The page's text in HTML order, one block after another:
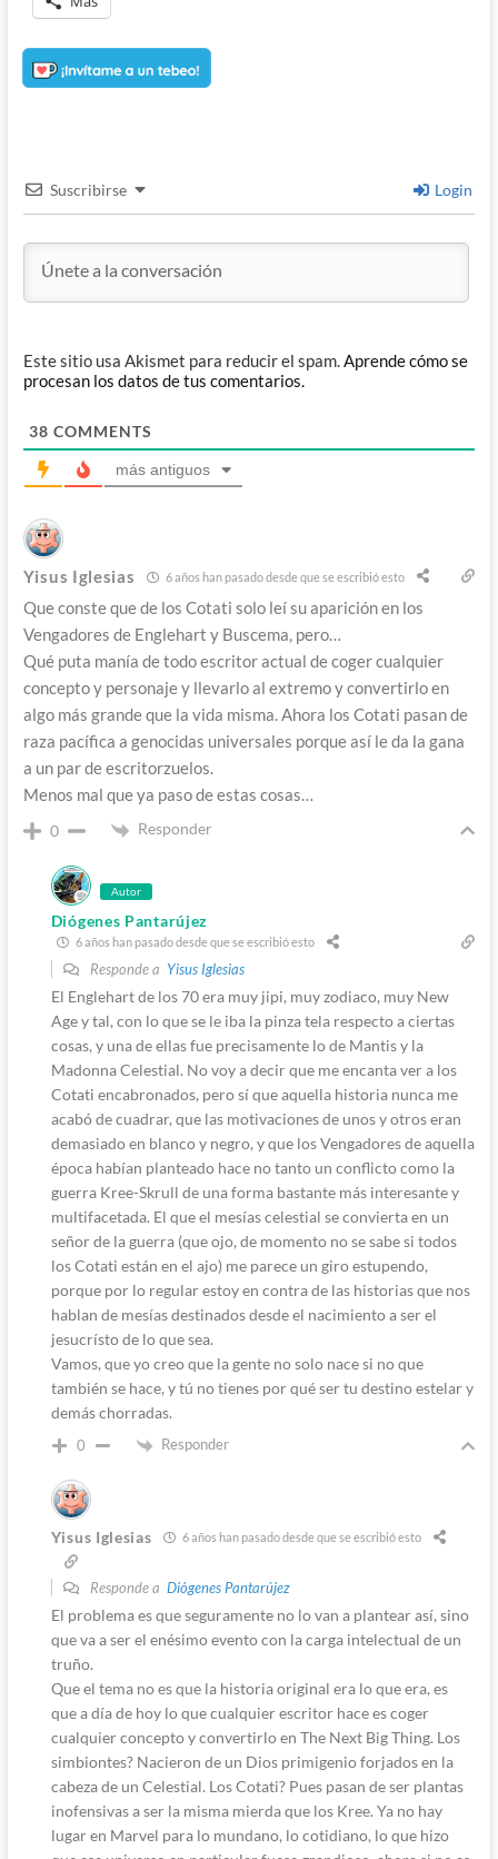
Suscribirse Login
Este sitio usa Akismet para reducir el spam.Aprende cómo se
procesan los datos de tus comentarios.
38 COMMENTS
más antiguos
Yisus Iglesias 6 años han pasado desde que se escribió esto
Que conste que de los Cotati solo leí su aparición en los
Vengadores de Englehart y Buscema, pero…
Qué puta manía de todo escritor actual de coger cualquier
concepto y personaje y llevarlo al extremo y convertirlo en
algo más grande que la vida misma. Ahora los Cotati pasan de
raza pacífica a genocidas universales porque así le da la gana
a un par de escritorzuelos.
Menos mal que ya paso de estas cosas…
0 Responder
Autor
Diógenes Pantarújez
6 años han pasado desde que se escribió esto
Responde a Yisus Iglesias
El Englehart de los 70 era muy jipi, muy zodiaco, muy New
Age y tal, con lo que se le iba la pinza tela respecto a ciertas
cosas, y una de ellas fue precisamente lo de Mantis y la
Madonna Celestial. No voy a decir que me encanta ver a los
Cotati encabronados, pero sí que aquella historia nunca me
acabó de cuadrar, que las motivaciones de unos y otros eran
demasiado en blanco y negro, y que los Vengadores de aquella
época habían planteado hace no tanto un conflicto como la
guerra Kree-Skrull de una forma bastante más interesante y
multifacetada. El que el mesías celestial se convierta en un
señor de la guerra (que ojo, de momento no se sabe si todos
los Cotati están en el ajo) me parece un giro estupendo,
porque por lo regular estoy en contra de las historias que nos
hablan de mesías destinados desde el nacimiento a ser el
jesucrísto de lo que sea.
Vamos, que yo creo que la gente no solo nace si no que
también se hace, y tú no tienes por qué ser tu destino estelar y
demás chorradas.
0 Responder
Yisus Iglesias 6 años han pasado desde que se escribió esto
Responde a Diógenes Pantarújez
El problema es que seguramente no lo van a plantear así, sino
que va a ser el enésimo evento con la carga intelectual de un
truño.
Que el tema no es que la historia original era lo que era, es
que a día de hoy lo que cualquier escritor hace es coger
cualquier concepto y convertirlo en The Next Big Thing. Los
simbiontes? Nacieron de un Dios primigenio forjados en la
cabeza de un Celestial. Los Cotati? Pues pasan de ser plantas
inofensivas a ser la misma mierda que los Kree. Ya no hay
lugar en Marvel para lo mundano, lo cotidiano, lo que hizo